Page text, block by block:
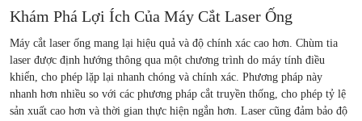
Khám Phá Lợi Ích Của Máy Cắt Laser Ống
Máy cắt laser ống mang lại hiệu quả và độ chính xác cao hơn. Chùm tia
laser được định hướng thông qua một chương trình do máy tính điều
khiển, cho phép lặp lại nhanh chóng và chính xác. Phương pháp này
nhanh hơn nhiều so với các phương pháp cắt truyền thống, cho phép tỷ lệ
sản xuất cao hơn và thời gian thực hiện ngắn hơn. Laser cũng đảm bảo độ